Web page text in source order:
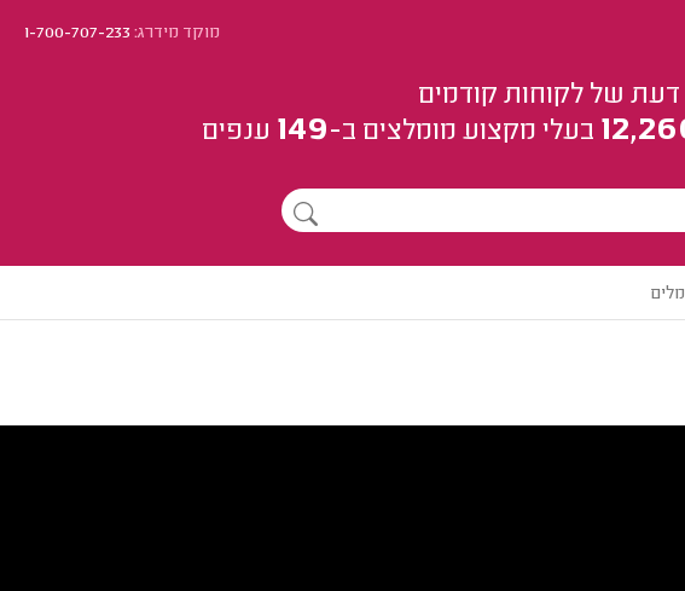
מוקד מידרג:1-700-707-233
דעת של לקוחות קודמים
בעלי מקצוע מומלצים ב-149 ענפים